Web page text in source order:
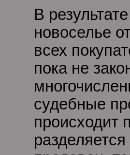
В
новоселье
всех
пока не
судебные
происходит